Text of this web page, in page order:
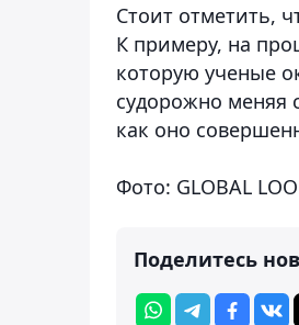
Стоит отметить,
К примеру, на
которую ученые
судорожно меняя
как оно
Фото: GLOBAL
Поделитесь